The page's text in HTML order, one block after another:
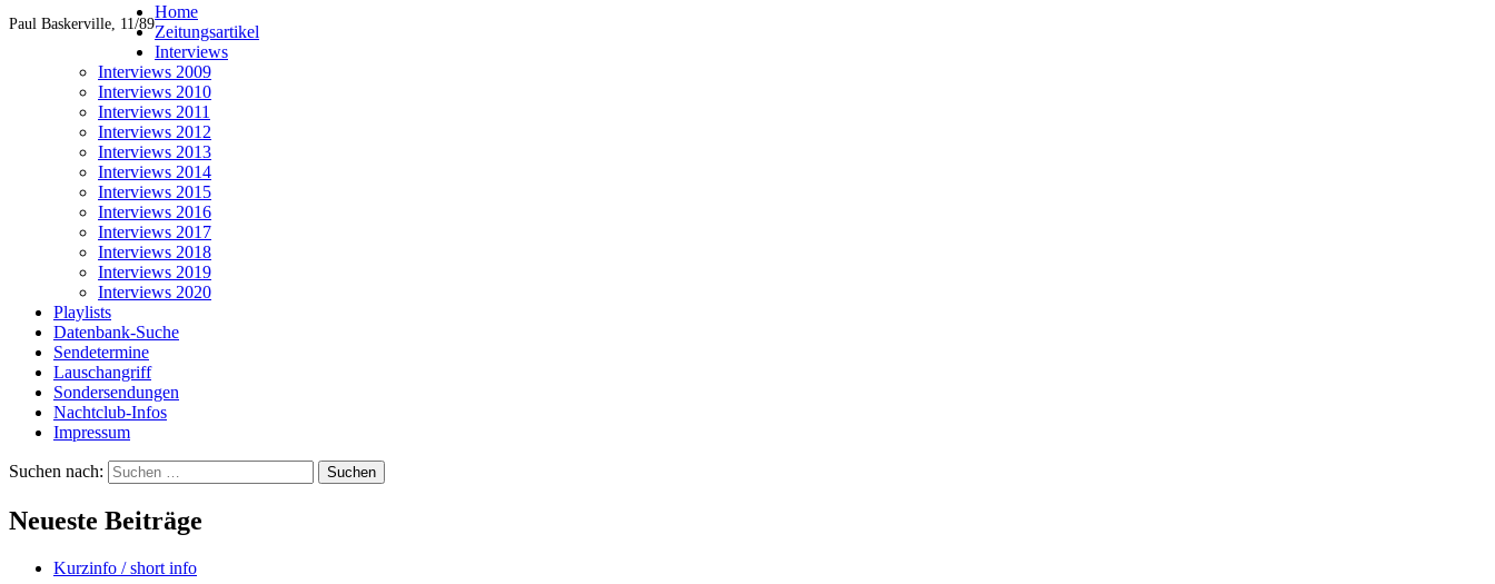
Paul Baskerville, 11/89
Home
Zeitungsartikel
Interviews
Interviews 2009
Interviews 2010
Interviews 2011
Interviews 2012
Interviews 2013
Interviews 2014
Interviews 2015
Interviews 2016
Interviews 2017
Interviews 2018
Interviews 2019
Interviews 2020
Playlists
Datenbank-Suche
Sendetermine
Lauschangriff
Sondersendungen
Nachtclub-Infos
Impressum
Suchen nach:
Neueste Beiträge
Kurzinfo / short info